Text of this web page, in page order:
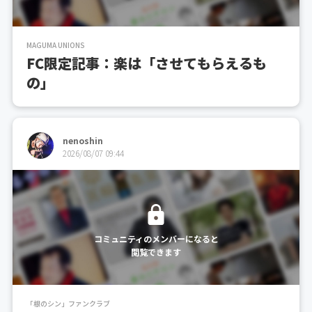
MAGUMA UNIONS
FC限定記事：楽は「させてもらえるも
の」
nenoshin
2026/08/07 09:44
コミュニティのメンバーになると
閲覧できます
「根のシン」ファンクラブ